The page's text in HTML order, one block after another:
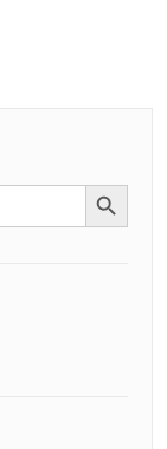
Search Button